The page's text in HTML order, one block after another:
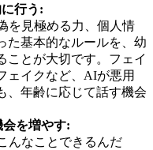
行う:
を見極める力、個人情
た基本的なルールを、幼
ことが大切です。フェイ
ェイクなど、AIが悪用
、年齢に応じて話す機会
を増やす:
んなことできるんだ